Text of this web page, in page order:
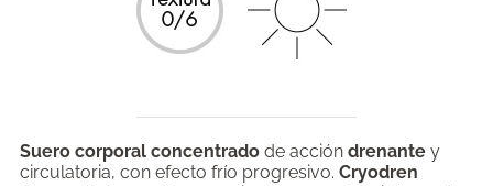
Suero corporal concentrado de accióndrenante y
circulatoria, con efecto frío progresivo.Cryodren